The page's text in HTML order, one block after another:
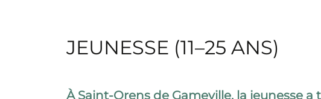
JEUNESSE (11–25 ANS)
À Saint-Orens de Gameville, la jeunesse